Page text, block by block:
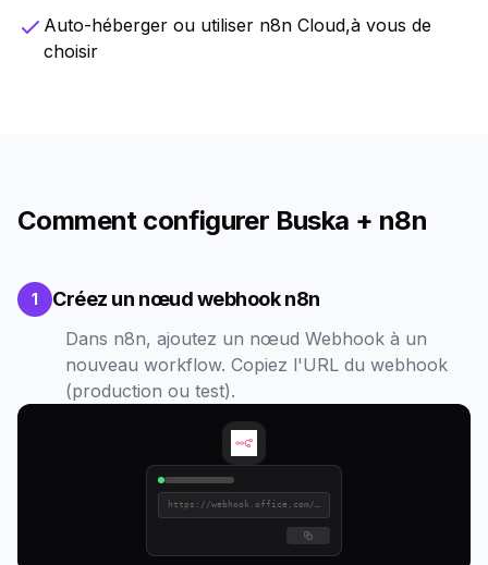
Auto-héberger ou utiliser n8n Cloud,à vous de
choisir
Comment configurer Buska + n8n
1 Créez un nœud webhook n8n
Dans n8n, ajoutez un nœud Webhook à un
nouveau workflow. Copiez l'URL du webhook
(production ou test).
https://webhook.office.com/...